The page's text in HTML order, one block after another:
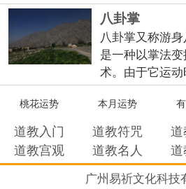
八卦掌
八卦掌又称游
是一种以掌法
术。由于它运
桃花运势 本月运势
道教入门 道教符咒
道教宫观
道教名人 道
广州易祈文化科技